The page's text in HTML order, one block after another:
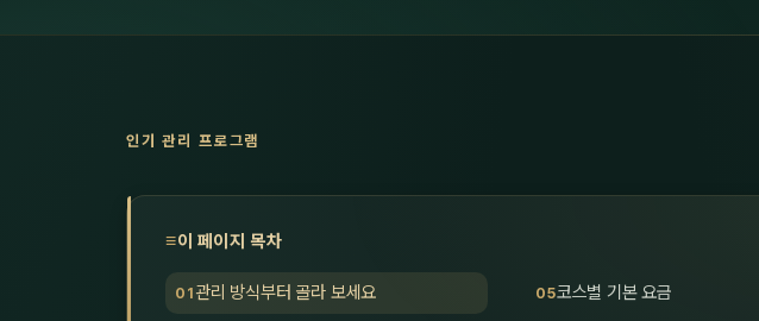
인기 관리 프로그램
이 페이지 목차
관리 방식부터 골라 보세요
코스별 기본 요금